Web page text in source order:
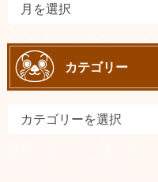
カテゴリー